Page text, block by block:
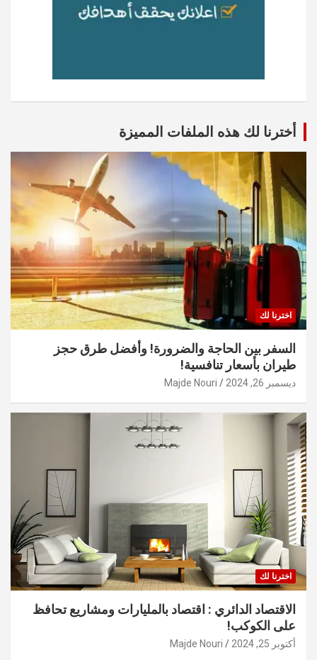
أخترنا لك هذه الملفات المميزة
اخترنا لك
السفر بين الحاجة والضرورة! وأفضل طرق حجز
طيران بأسعار تنافسية!
ديسمبر 26, 2024 Majde Nouri
اخترنا لك
الاقتصاد الدائري : اقتصاد بالمليارات ومشاريع تحافظ
على الكوكب!
أكتوبر 25, 2024 Majde Nouri